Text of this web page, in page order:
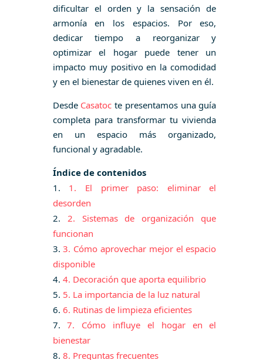
dificultar el orden y la sensación de
armonía en los espacios. Por eso,
dedicar tiempo a reorganizar y
optimizar el hogar puede tener un
impacto muy positivo en la comodidad
y en el bienestar de quienes viven en él.
Desde Casatoc te presentamos una guía
completa para transformar tu vivienda
en un espacio más organizado,
funcional y agradable.
Índice de contenidos
1. El primer paso: eliminar el
desorden
2. Sistemas de organización que
funcionan
3. Cómo aprovechar mejor el espacio
disponible
4. Decoración que aporta equilibrio
5. La importancia de la luz natural
6. Rutinas de limpieza eficientes
7. Cómo influye el hogar en el
bienestar
8. Preguntas frecuentes